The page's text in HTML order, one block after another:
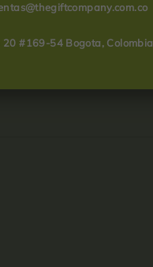
20 #169-54 Bogota, Colombia